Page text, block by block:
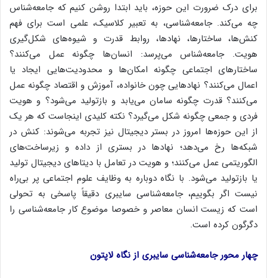
برای درک ضرورت این حوزه، باید ابتدا روشن کنیم که جامعه‌شناس
چه می‌کند. جامعه‌شناسی، به تعبیر کلاسیک، علمی است برای فهم
کنش‌ها، ساختارها، نهادها، روابط قدرت و شیوه‌های شکل‌گیری
هویت. جامعه‌شناس می‌پرسد: انسان‌ها چگونه عمل می‌کنند؟
ساختارهای اجتماعی چگونه امکان‌ها و محدودیت‌هایی ایجاد یا
اعمال می‌کنند؟ نهادهایی چون خانواده، آموزش و اقتصاد چگونه عمل
می‌کنند؟ قدرت چگونه سامان می‌یابد و بازتولید می‌شود؟ و هویت
فردی و جمعی چگونه شکل می‌گیرد؟ نکته کلیدی اینجاست که هر یک
از این حوزه‌ها امروز در بستر دیجیتال نیز تجربه می‌شوند: کنش در
شبکه‌ها رخ می‌دهد؛ نهادها در بستری از داده و زیرساخت‌های
الگوریتمی عمل می‌کنند؛ و هویت در تعامل با دیتاهای دیجیتال تولید
یا بازتولید می‌شود. با نگاه دوباره به وظایف علوم اجتماعی پر بی‌راه
نیست اگر بگوییم، جامعه‌شناسی سایبری دقیقاً پاسخی به تحولی
است که زیست انسان معاصر و خصوصا موضوع کار جامعه‌شناسی را
دگرگون کرده است.
چهار محور جامعه‌شناسی سایبری از نگاه لاپتون